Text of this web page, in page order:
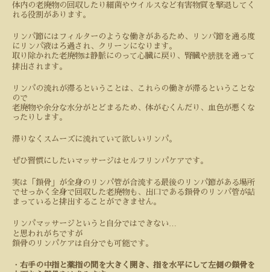
体内の老廃物の回収したり細菌やウイルスなど有害物質を撃退してく
れる役割があります。
リンパ節にはフィルターのような働きがあるため、リンパ節を通る度
にリンパ液はろ過され、クリーンになります。
取り除かれた老廃物は静脈にのって心臓に戻り、腎臓や膀胱を通って
排出されます。
リンパの流れが滞るということは、これらの働きが滞るということな
ので
老廃物や余分な水分がとどまるため、体がむくんだり、血色が悪くな
ったりします。
滞りなくスムーズに流れていて欲しいリンパ。
ぜひ習慣にしたいマッサージはセルフリンパケアです。
実は「鎖骨」が全身のリンパ管が合流する最後のリンパ節がある場所
でせっかく全身で回収した老廃物も、出口である鎖骨のリンパ管が詰
まっていると排出することができません。
リンパマッサージというと自分ではできない
と思われがちですが
鎖骨のリンパケアは自分でも可能です。
・ 右手の中指と薬指の間を大きく開き、指を水平にして左側の鎖骨を